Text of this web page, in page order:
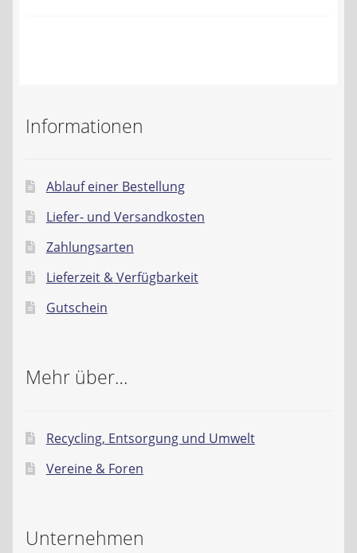
Datenschutzerklärung
Impressum
Informationen
Ablauf einer Bestellung
Liefer- und Versandkosten
Zahlungsarten
Lieferzeit & Verfügbarkeit
Gutschein
Mehr über…
Recycling, Entsorgung und Umwelt
Vereine & Foren
Unternehmen